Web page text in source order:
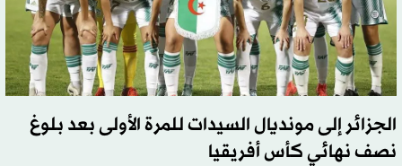
الجزائر إلى مونديال السيدات للمرة الأولى بعد بلوغ
نصف نهائي كأس أفريقيا